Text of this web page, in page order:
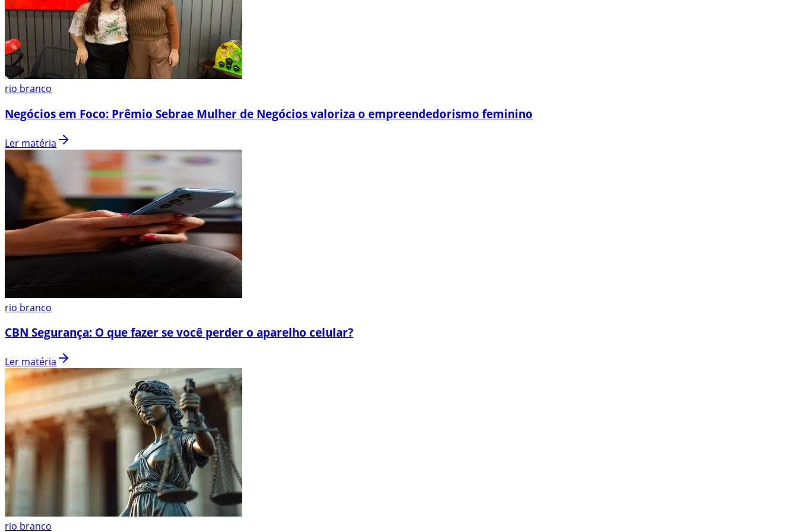
rio branco
Negócios em Foco: Prêmio Sebrae Mulher de Negócios valoriza o empreendedorismo feminino
Ler matéria
rio branco
CBN Segurança: O que fazer se você perder o aparelho celular?
Ler matéria
rio branco